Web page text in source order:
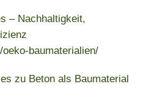
– Nachhaltigkeit,
zu Beton als Baumaterial